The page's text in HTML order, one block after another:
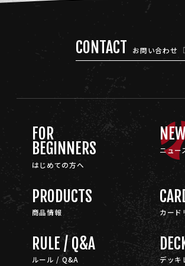
CONTACT お問い合わせ
FOR
BEGINNERS
はじめての方へ
ニュー
PRODUCTS
商品情報 カード
RULE / Q&A
ルール / Q&A デッキ